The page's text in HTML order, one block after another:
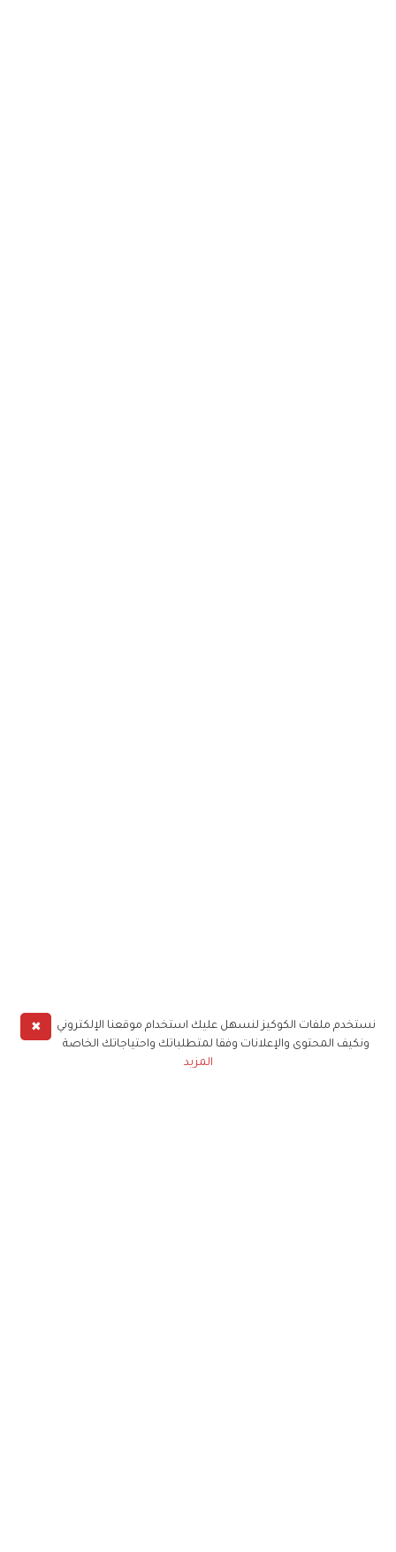
✖
نستخدم ملفات الكوكيز لنسهل عليك استخدام موقعنا الإلكتروني
ونكيف المحتوى والإعلانات وفقا لمتطلباتك واحتياجاتك الخاصة
المزيد